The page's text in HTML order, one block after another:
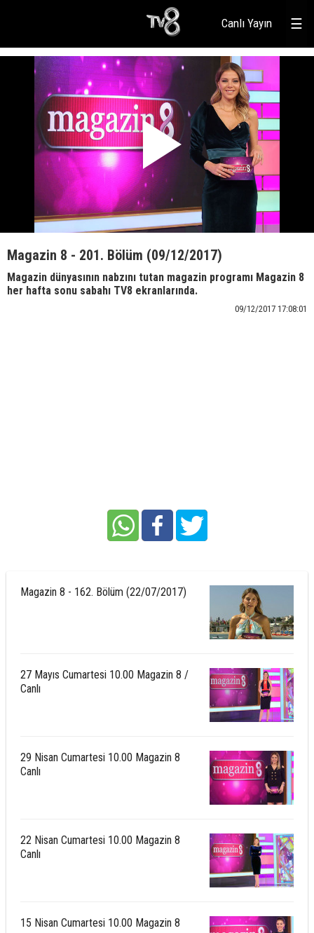
☰
Canlı Yayın
Magazin 8 - 201. Bölüm (09/12/2017)
Magazin dünyasının nabzını tutan magazin programı Magazin 8
her hafta sonu sabahı TV8 ekranlarında.
09/12/2017 17:08:01
Magazin 8 - 162. Bölüm (22/07/2017)
27 Mayıs Cumartesi 10.00 Magazin 8 /
Canlı
29 Nisan Cumartesi 10.00 Magazin 8
Canlı
22 Nisan Cumartesi 10.00 Magazin 8
Canlı
15 Nisan Cumartesi 10.00 Magazin 8